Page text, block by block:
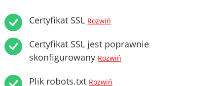
Certyfikat SSL Rozwiń
Certyfikat SSL jest poprawnie
skonfigurowany Rozwiń
Plik robots.txt Rozwiń